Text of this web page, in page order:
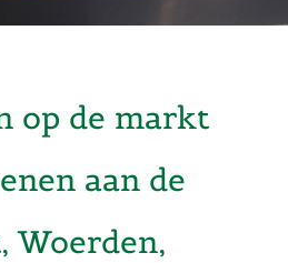
op de markt
aan de
Woerden,